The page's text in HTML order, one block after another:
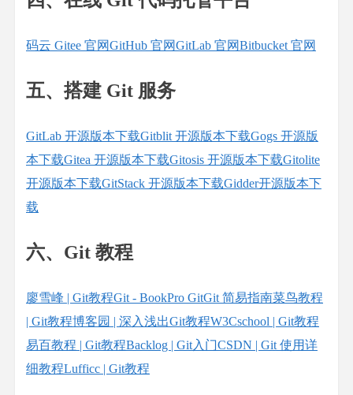
码云 Gitee 官网GitHub 官网GitLab 官网Bitbucket 官网
五、搭建 Git 服务
GitLab 开源版本下载Gitblit 开源版本下载Gogs 开源版
本下载Gitea 开源版本下载Gitosis 开源版本下载Gitolite
开源版本下载GitStack 开源版本下载Gidder开源版本下
载
六、Git 教程
廖雪峰 | Git教程Git - BookPro GitGit 简易指南菜鸟教程
| Git教程博客园 | 深入浅出Git教程W3Cschool | Git教程
易百教程 | Git教程Backlog | Git入门CSDN | Git 使用详
细教程Lufficc | Git教程